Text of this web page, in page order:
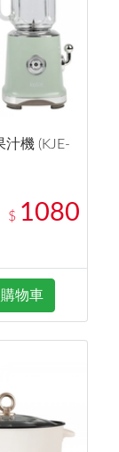
汁機 (KJE-
$ 1080
物車